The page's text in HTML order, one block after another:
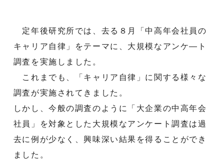
定年後研究所では、去る８月「中高年会社員の
キャリア自律」をテーマに、大規模なアンケ―ト
調査を実施しました。
これまでも、「キャリア自律」に関する様々な
調査が実施されてきました。
しかし、今般の調査のように「大企業の中高年会
社員」を対象とした大規模なアンケート調査は過
去に例が少なく、興味深い結果を得ることができ
ました。